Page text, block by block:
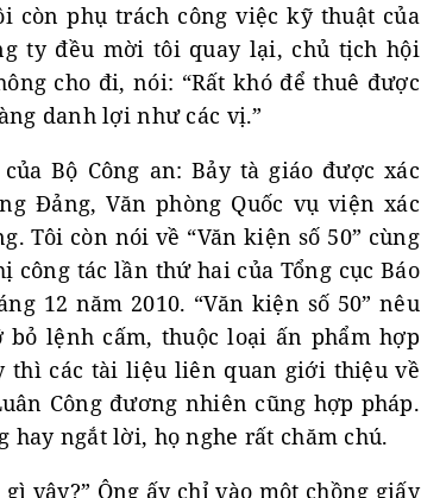
còn phụ trách công việc kỹ thuật của
ty đều mời tôi quay lại, chủ tịch hội
cho đi, nói: “Rất khó để thuê được
danh lợi như các vị.”
Bộ Công an: Bảy tà giáo được xác
Đảng, Văn phòng Quốc vụ viện xác
Tôi còn nói về “Văn kiện số 50” cùng
tác lần thứ hai của Tổng cục Báo
12 năm 2010. “Văn kiện số 50” nêu
bỏ lệnh cấm, thuộc loại ấn phẩm hợp
thì các tài liệu liên quan giới thiệu về
Công đương nhiên cũng hợp pháp.
ngắt lời, họ nghe rất chăm chú.
vậy?” Ông ấy chỉ vào một chồng giấy